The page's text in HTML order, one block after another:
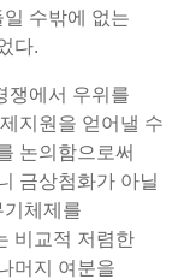
수밖에 없는
다.
쟁에서 우위를
지원을 얻어낼 수
논의함으로써
금상첨화가 아닐
체제를
비교적 저렴한
머지 여분을